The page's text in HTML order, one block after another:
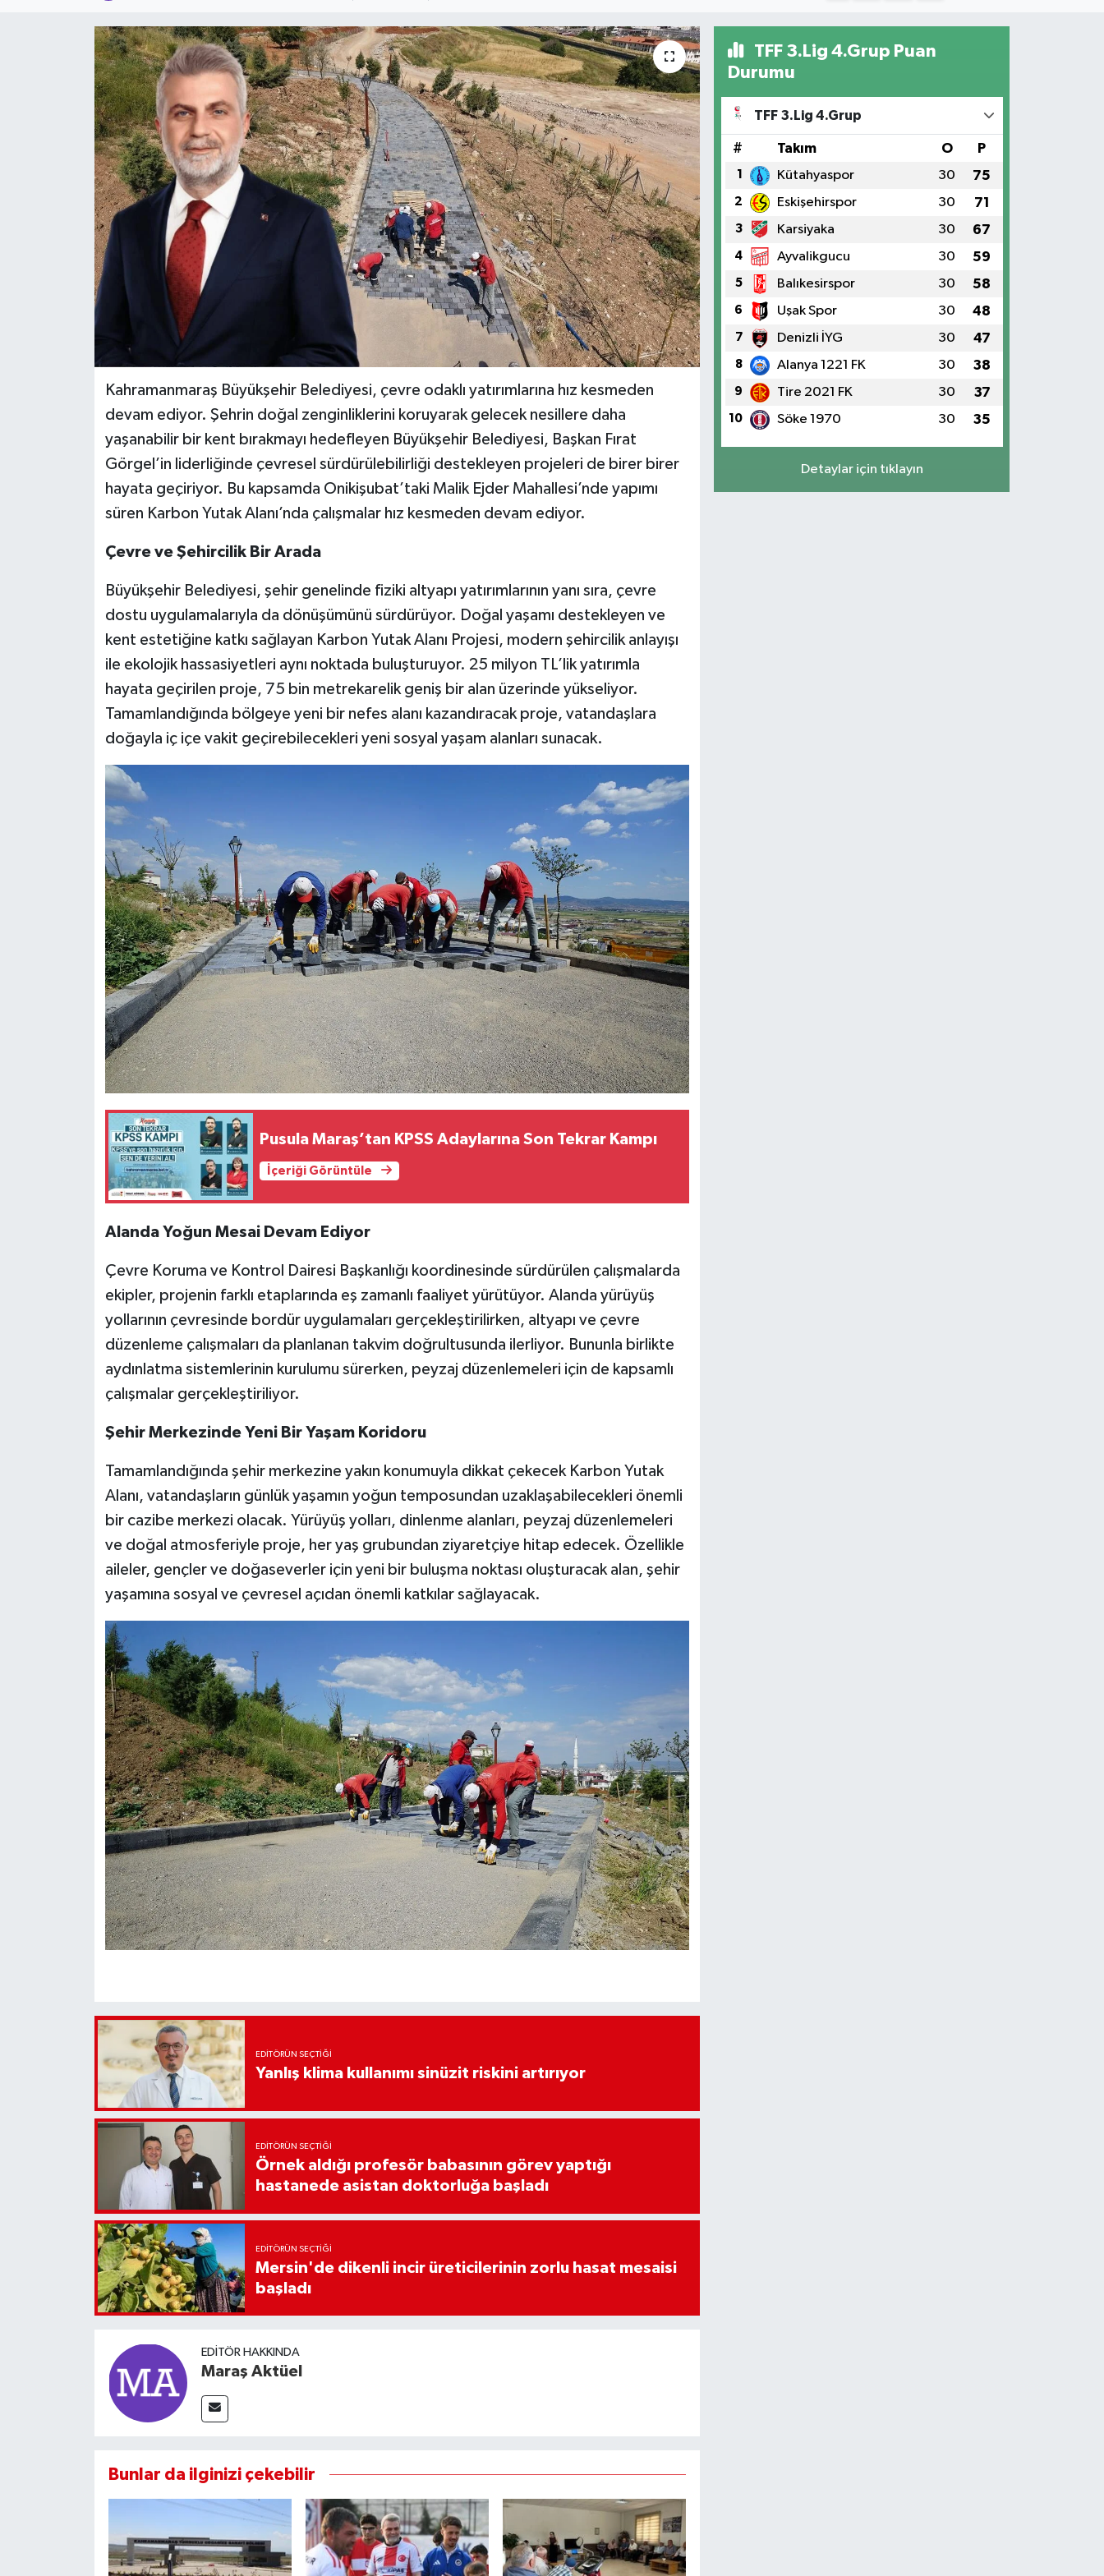
Kahramanmaraş Büyükşehir Belediyesi, çevre odaklı yatırımlarına hız kesmeden
devam ediyor. Şehrin doğal zenginliklerini koruyarak gelecek nesillere daha
yaşanabilir bir kent bırakmayı hedefleyen Büyükşehir Belediyesi, Başkan Fırat
Görgel’in liderliğinde çevresel sürdürülebilirliği destekleyen projeleri de birer birer
hayata geçiriyor. Bu kapsamda Onikişubat’taki Malik Ejder Mahallesi’nde yapımı
süren Karbon Yutak Alanı’nda çalışmalar hız kesmeden devam ediyor.
Çevre ve Şehircilik Bir Arada
Büyükşehir Belediyesi, şehir genelinde fiziki altyapı yatırımlarının yanı sıra, çevre
dostu uygulamalarıyla da dönüşümünü sürdürüyor. Doğal yaşamı destekleyen ve
kent estetiğine katkı sağlayan Karbon Yutak Alanı Projesi, modern şehircilik anlayışı
ile ekolojik hassasiyetleri aynı noktada buluşturuyor. 25 milyon TL’lik yatırımla
hayata geçirilen proje, 75 bin metrekarelik geniş bir alan üzerinde yükseliyor.
Tamamlandığında bölgeye yeni bir nefes alanı kazandıracak proje, vatandaşlara
doğayla iç içe vakit geçirebilecekleri yeni sosyal yaşam alanları sunacak.
Pusula Maraş’tan KPSS Adaylarına Son Tekrar Kampı
İçeriği Görüntüle
Alanda Yoğun Mesai Devam Ediyor
Çevre Koruma ve Kontrol Dairesi Başkanlığı koordinesinde sürdürülen çalışmalarda
ekipler, projenin farklı etaplarında eş zamanlı faaliyet yürütüyor. Alanda yürüyüş
yollarının çevresinde bordür uygulamaları gerçekleştirilirken, altyapı ve çevre
düzenleme çalışmaları da planlanan takvim doğrultusunda ilerliyor. Bununla birlikte
aydınlatma sistemlerinin kurulumu sürerken, peyzaj düzenlemeleri için de kapsamlı
çalışmalar gerçekleştiriliyor.
Şehir Merkezinde Yeni Bir Yaşam Koridoru
Tamamlandığında şehir merkezine yakın konumuyla dikkat çekecek Karbon Yutak
Alanı, vatandaşların günlük yaşamın yoğun temposundan uzaklaşabilecekleri önemli
bir cazibe merkezi olacak. Yürüyüş yolları, dinlenme alanları, peyzaj düzenlemeleri
ve doğal atmosferiyle proje, her yaş grubundan ziyaretçiye hitap edecek. Özellikle
aileler, gençler ve doğaseverler için yeni bir buluşma noktası oluşturacak alan, şehir
yaşamına sosyal ve çevresel açıdan önemli katkılar sağlayacak.
EDITÖRÜN SEÇTIĞI
Yanlış klima kullanımı sinüzit riskini artırıyor
EDITÖRÜN SEÇTIĞI
Örnek aldığı profesör babasının görev yaptığı
hastanede asistan doktorluğa başladı
EDITÖRÜN SEÇTIĞI
Mersin'de dikenli incir üreticilerinin zorlu hasat mesaisi
başladı
EDITÖR HAKKINDA
Maraş Aktüel
Bunlar da ilginizi çekebilir
TFF 3.Lig 4.Grup Puan
Durumu
TFF 3.Lig 4.Grup
# Takım O P
1 Kütahyaspor 30 75
2 Eskişehirspor 30 71
3 Karsiyaka 30 67
4 Ayvalikgucu 30 59
5 Balıkesirspor 30 58
6 Uşak Spor 30 48
7 Denizli İYG 30 47
8 Alanya 1221 FK 30 38
9 Tire 2021 FK 30 37
10 Söke 1970 30 35
Detaylar için tıklayın
Kültür Sanat